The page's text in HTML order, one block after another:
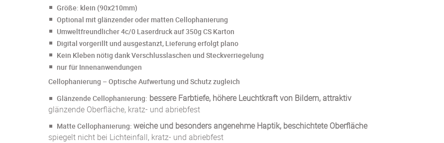
Größe: klein (90x210mm)
Optional mit glänzender oder matten Cellophanierung
Umweltfreundlicher 4c/0 Laserdruck auf 350g CS Karton
Digital vorgerillt und ausgestanzt, Lieferung erfolgt plano
Kein Kleben nötig dank Verschlusslaschen und Steckverriegelung
nur für Innenanwendungen
​Cellophanierung – Optische Aufwertung und Schutz zugleich
Glänzende Cellophanierung: bessere Farbtiefe, höhere Leuchtkraft von Bildern, attraktiv
glänzende Oberfläche, kratz- und abriebfest
Matte Cellophanierung: weiche und besonders angenehme Haptik, beschichtete Oberfläche
spiegelt nicht bei Lichteinfall, kratz- und abriebfest